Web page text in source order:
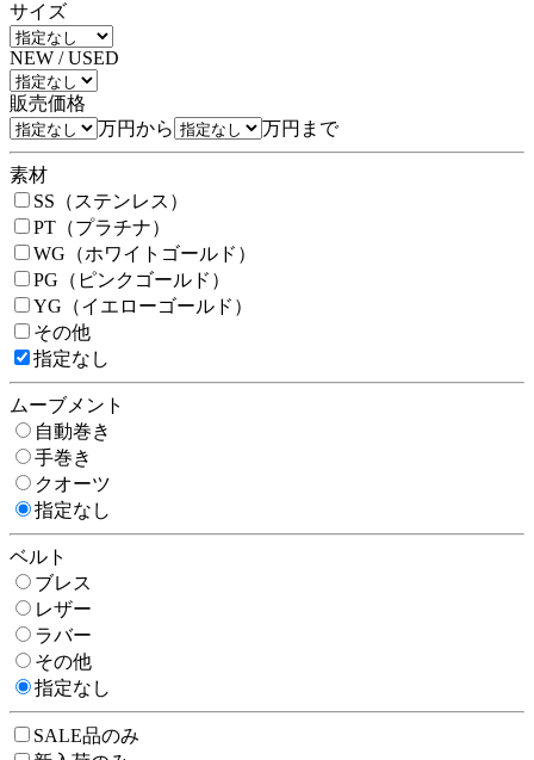
サイズ
NEW / USED
販売価格
万円から
万円まで
素材
SS（ステンレス）
PT（プラチナ）
WG（ホワイトゴールド）
PG（ピンクゴールド）
YG（イエローゴールド）
その他
指定なし
ムーブメント
自動巻き
手巻き
クオーツ
指定なし
ベルト
ブレス
レザー
ラバー
その他
指定なし
SALE品のみ